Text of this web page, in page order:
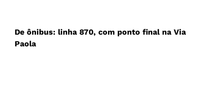
De ônibus: linha 870, com ponto final na Via
Paola